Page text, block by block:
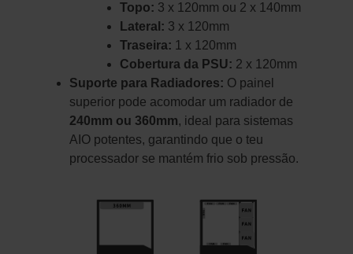
Topo: 3 x 120mm ou 2 x 140mm
Lateral: 3 x 120mm
Traseira: 1 x 120mm
Cobertura da PSU: 2 x 120mm
Suporte para Radiadores: O painel
superior pode acomodar um radiador de
240mm ou 360mm, ideal para sistemas
AIO potentes, garantindo que o teu
processador se mantém frio sob pressão.